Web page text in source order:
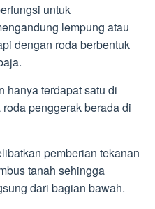
untuk
lempung atau
dengan roda berbentuk
hanya terdapat satu di
penggerak berada di
pemberian tekanan
tanah sehingga
dari bagian bawah.